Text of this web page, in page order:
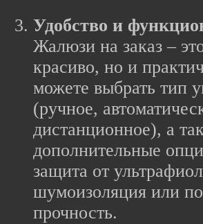
Удобство и
Жалюзи на заказ –
красиво, но и
можете выбрать тип
(ручное,
дистанционное), а
дополнительные
защита от
шумоизоляция или
прочность.